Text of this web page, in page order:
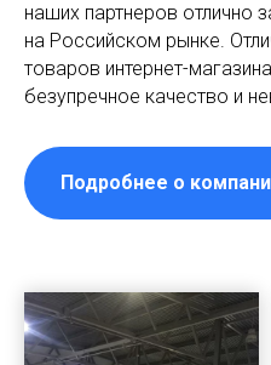
наших партнеров отлично
на Российском рынке.
товаров интернет-
безупречное качество и
Подробнее о